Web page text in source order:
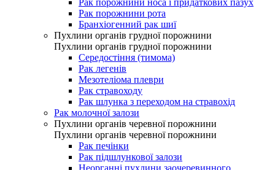
Рак порожнини носа і придаткових пазух
Рак порожнини рота
Бранхіогенний рак шиї
Пухлини органів грудної порожнини
Пухлини органів грудної порожнини
Середостіння (тимома)
Рак легенів
Мезотеліома плеври
Рак стравоходу
Рак шлунка з переходом на стравохід
Рак молочної залози
Пухлини органів черевної порожнини
Пухлини органів черевної порожнини
Рак печінки
Рак підшлункової залози
Неорганні пухлини заочеревинного